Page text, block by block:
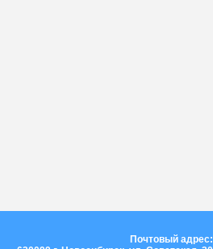
Почтовый адрес: